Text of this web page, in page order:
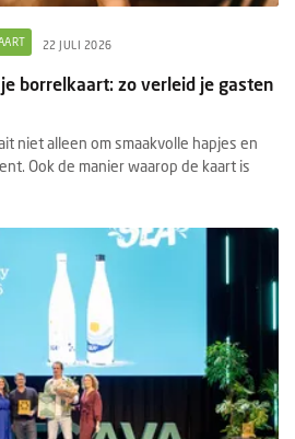
22 JULI 2026
borrelkaart: zo verleid je gasten
niet alleen om smaakvolle hapjes en
Ook de manier waarop de kaart is